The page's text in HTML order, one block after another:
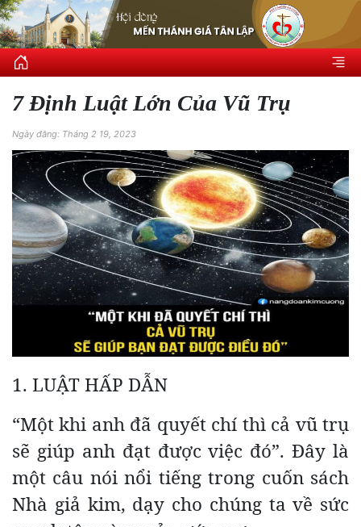
7 Định Luật Lớn Của Vũ Trụ
Ngày đăng: Tháng 2 19, 2023
1. LUẬT HẤP DẪN
“Một khi anh đã quyết chí thì cả vũ trụ
sẽ giúp anh đạt được việc đó”. Đây là
một câu nói nổi tiếng trong cuốn sách
Nhà giả kim, dạy cho chúng ta về sức